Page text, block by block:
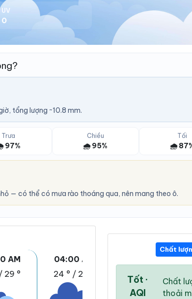
UV
0
tổng lượng ~10.8 mm.
Trưa
97%
Chiều
🌧️ 95%
Tối
🌧️
— có thể có mưa rào thoáng qua, nên mang theo ô.
AM
29 °
04:00 AM
24 ° / 29 °
05:00 AM
24 °
Chất
Tốt ·
AQI
Chất
thoải